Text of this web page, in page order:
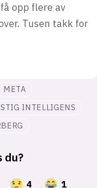
opp flere av
Tusen takk for
META
INTELLIGENS